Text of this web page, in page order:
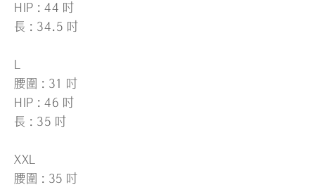
HIP : 44 吋
長 : 34.5 吋
L
腰圍 : 31 吋
HIP : 46 吋
長 : 35 吋
XXL
腰圍 : 35 吋